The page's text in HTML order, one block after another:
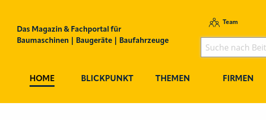
Das Magazin & Fachportal für
Baumaschinen | Baugeräte | Baufahrzeuge
Team
HOME BLICKPUNKT THEMEN FIRMEN